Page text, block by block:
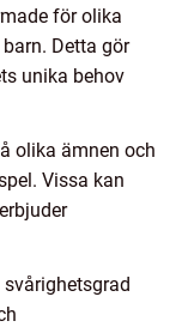
för olika
Detta gör
unika behov
olika ämnen och
Vissa kan